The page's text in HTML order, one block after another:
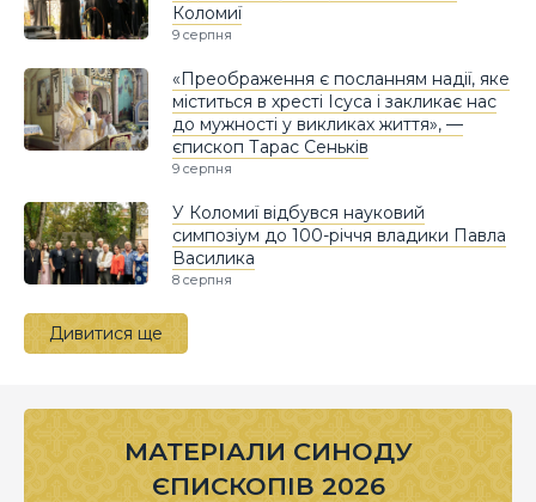
Коломиї
9 серпня
«Преображення є посланням надії, яке
міститься в хресті Ісуса і закликає нас
до мужності у викликах життя», —
єпископ Тарас Сеньків
9 серпня
У Коломиї відбувся науковий
симпозіум до 100-річчя владики Павла
Василика
8 серпня
Дивитися ще
МАТЕРІАЛИ СИНОДУ
ЄПИСКОПІВ 2026